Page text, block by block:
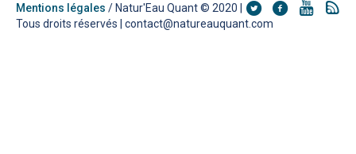
Mentions légales / Natur'Eau Quant © 2020 |
Tous droits réservés | contact@natureauquant.com